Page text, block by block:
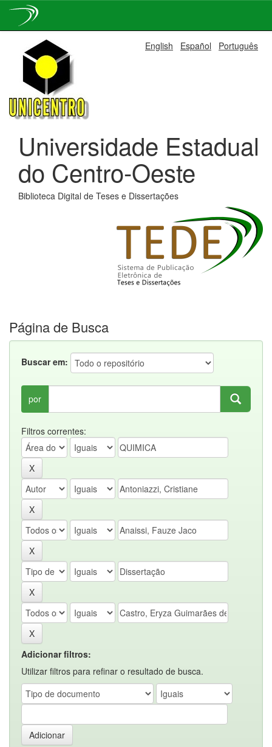
navigation
English Español Português
Universidade Estadual
do Centro-Oeste
Biblioteca Digital de Teses e Dissertações
Página de Busca
Buscar em:
por
Filtros correntes:
Adicionar filtros:
Utilizar filtros para refinar o resultado de busca.